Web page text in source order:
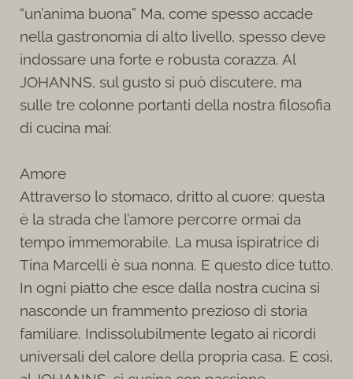
“un’anima buona” Ma, come spesso accade
nella gastronomia di alto livello, spesso deve
indossare una forte e robusta corazza. Al
JOHANNS, sul gusto si può discutere, ma
sulle tre colonne portanti della nostra filosofia
di cucina mai:
Amore
Attraverso lo stomaco, dritto al cuore: questa
è la strada che l’amore percorre ormai da
tempo immemorabile. La musa ispiratrice di
Tina Marcelli è sua nonna. E questo dice tutto.
In ogni piatto che esce dalla nostra cucina si
nasconde un frammento prezioso di storia
familiare. Indissolubilmente legato ai ricordi
universali del calore della propria casa. E così,